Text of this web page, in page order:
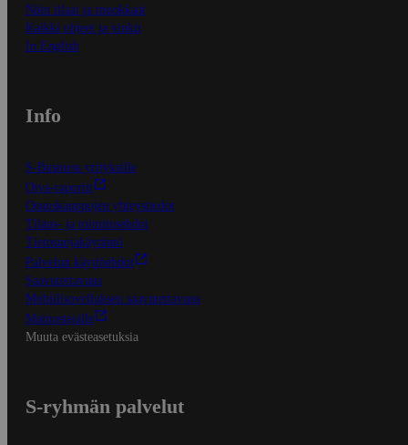
Näin tilaat ja muokkaat
Kaikki ohjeet ja vinkit
In English
Info
S-Business yrityksille
Oiva-raportit
Osuuskauppojen yhteystiedot
Tilaus- ja toimitusehdot
Tietosuojakäytäntö
Palvelun käyttöehdot
Saavutettavuus
Mobiilisovelluksen saavutettavuus
Mainostajalle
Muuta evästeasetuksia
S-ryhmän palvelut